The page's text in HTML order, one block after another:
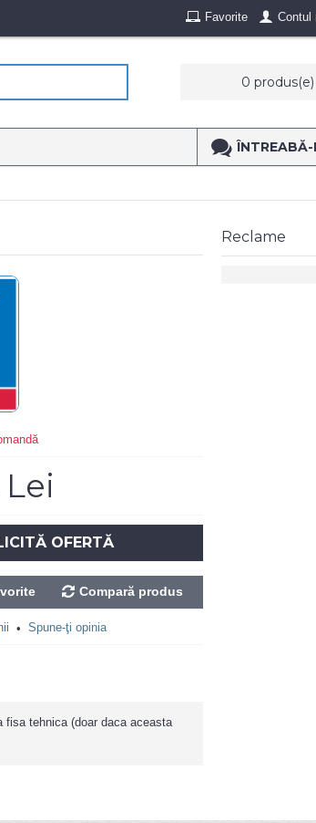
Favorite Contul
0
ÎNTREABĂ-
Reclame
Lei
OFERTĂ
Compară produs
• Spune-ţi opinia
tehnica (doar daca aceasta